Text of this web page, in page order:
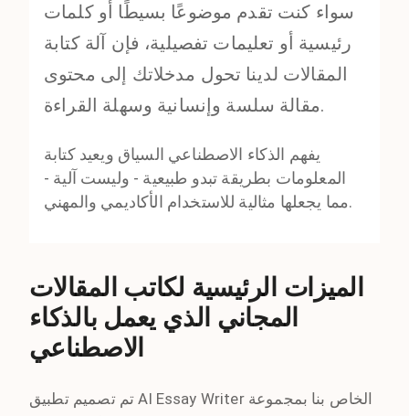
سواء كنت تقدم موضوعًا بسيطًا أو كلمات
رئيسية أو تعليمات تفصيلية، فإن آلة كتابة
المقالات لدينا تحول مدخلاتك إلى محتوى
مقالة سلسة وإنسانية وسهلة القراءة.
يفهم الذكاء الاصطناعي السياق ويعيد كتابة
المعلومات بطريقة تبدو طبيعية - وليست آلية -
مما يجعلها مثالية للاستخدام الأكاديمي والمهني.
الميزات الرئيسية لكاتب المقالات
المجاني الذي يعمل بالذكاء
الاصطناعي
تم تصميم تطبيق AI Essay Writer الخاص بنا بمجموعة